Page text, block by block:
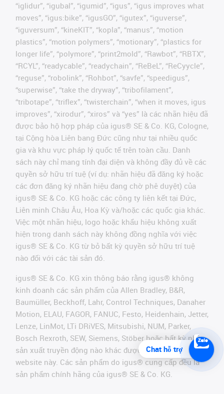
“iglidur”, “igubal”, “igumid”, “igus”, “igus improves what
moves”, “igus:bike”, “igusGO”, “igutex”, “iguverse”,
“iguversum”, “kineKIT”, “kopla”, “manus”, “motion
plastics”, “motion polymers”, “motionary”, “plastics for
longer life”, “polymore”, “print2mold”, “Rawbot”, “RBTX”,
“RCYL”, “readycable”, “readychain”, “ReBeL”, “ReCyycle”,
“reguse”, “robolink”, “Rohbot”, “savfe”, “speedigus”,
“superwise”, “take the dryway”, “tribofilament”,
“tribotape”, “triflex”, “twisterchain”, “when it moves, igus
improves”, “xirodur”, “xiros” và “yes” là các nhãn hiệu đã
được bảo hộ hợp pháp của igus® SE & Co. KG, Cologne,
tại Cộng hòa Liên bang Đức cũng như tại nhiều quốc
gia và khu vực pháp lý quốc tế trên toàn cầu. Danh
sách này chỉ mang tính đại diện và không đầy đủ về các
quyền sở hữu trí tuệ (ví dụ: nhãn hiệu đã đăng ký hoặc
các đơn đăng ký nhãn hiệu đang chờ phê duyệt) của
igus® SE & Co. KG hoặc các công ty liên kết tại Đức,
Liên minh Châu Âu, Hoa Kỳ và/hoặc các quốc gia khác.
Việc một nhãn hiệu, logo hoặc khẩu hiệu không xuất
hiện trong danh sách này không đồng nghĩa với việc
igus® SE & Co. KG từ bỏ bất kỳ quyền sở hữu trí tuệ
nào đối với các tài sản đó.
igus® SE & Co. KG xin thông báo rằng igus® không
kinh doanh các sản phẩm của Allen Bradley, B&R,
Baumüller, Beckhoff, Lahr, Control Techniques, Danaher
Motion, ELAU, FAGOR, FANUC, Festo, Heidenhain, Jetter,
Lenze, LinMot, LTi DRiVES, Mitsubishi, NUM, Parker,
Bosch Rexroth, SEW, Siemens, Stöber hoặc bất kỳ nhà
sản xuất truyền động nào khác được đề cập trên
website này. Các sản phẩm do igus® cung cấp đều là
sản phẩm chính hãng của igus® SE & Co. KG.
Chat hỗ trợ